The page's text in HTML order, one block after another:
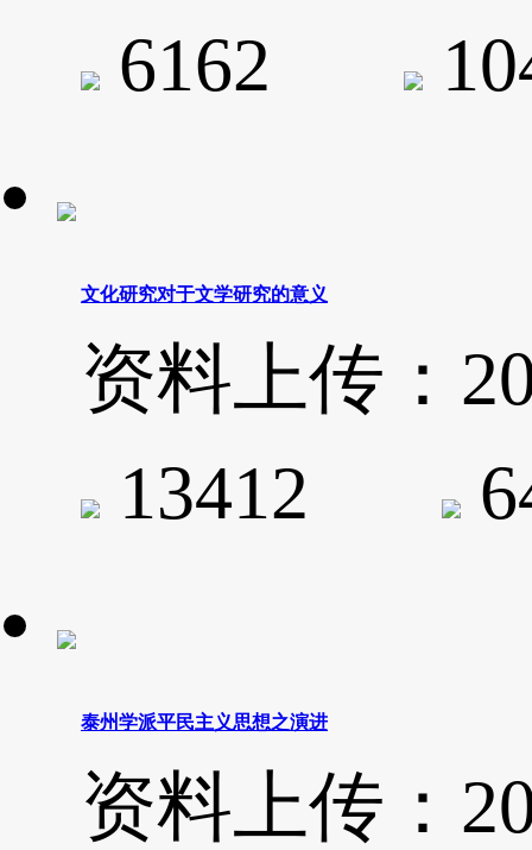
6162
文化研究对于文学研究的意义
资料上传：
13412
泰州学派平民主义思想之演进
资料上传：